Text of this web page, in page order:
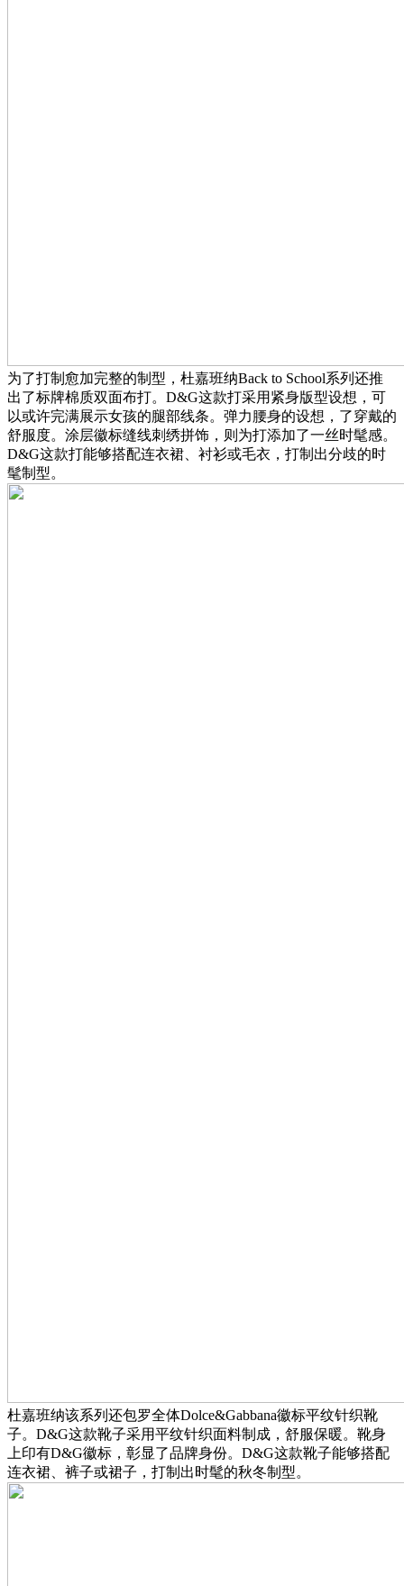
为了打制愈加完整的制型，杜嘉班纳Back to School系列还推
出了标牌棉质双面布打。D&G这款打采用紧身版型设想，可
以或许完满展示女孩的腿部线条。弹力腰身的设想，了穿戴的
舒服度。涂层徽标缝线刺绣拼饰，则为打添加了一丝时髦感。
D&G这款打能够搭配连衣裙、衬衫或毛衣，打制出分歧的时
髦制型。
杜嘉班纳该系列还包罗全体Dolce&Gabbana徽标平纹针织靴
子。D&G这款靴子采用平纹针织面料制成，舒服保暖。靴身
上印有D&G徽标，彰显了品牌身份。D&G这款靴子能够搭配
连衣裙、裤子或裙子，打制出时髦的秋冬制型。